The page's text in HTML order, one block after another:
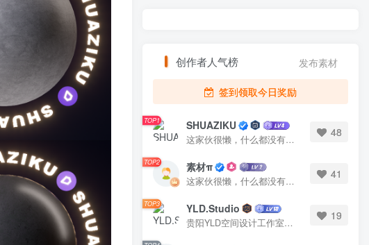
创作者人气榜 发布素材
签到领取今日奖励
TOP1 SHUAZIKU
这家伙很懒，什么都没有写...
48
TOP2 素材π
这家伙很懒，什么都没有写...
41
TOP3 YLD.Studio
贵阳YLD空间设计工作室，高端设计图库 ADVANCED CAD TEMPLATE 系列作者。联系邮箱：yld.studio@foxmail.com
19